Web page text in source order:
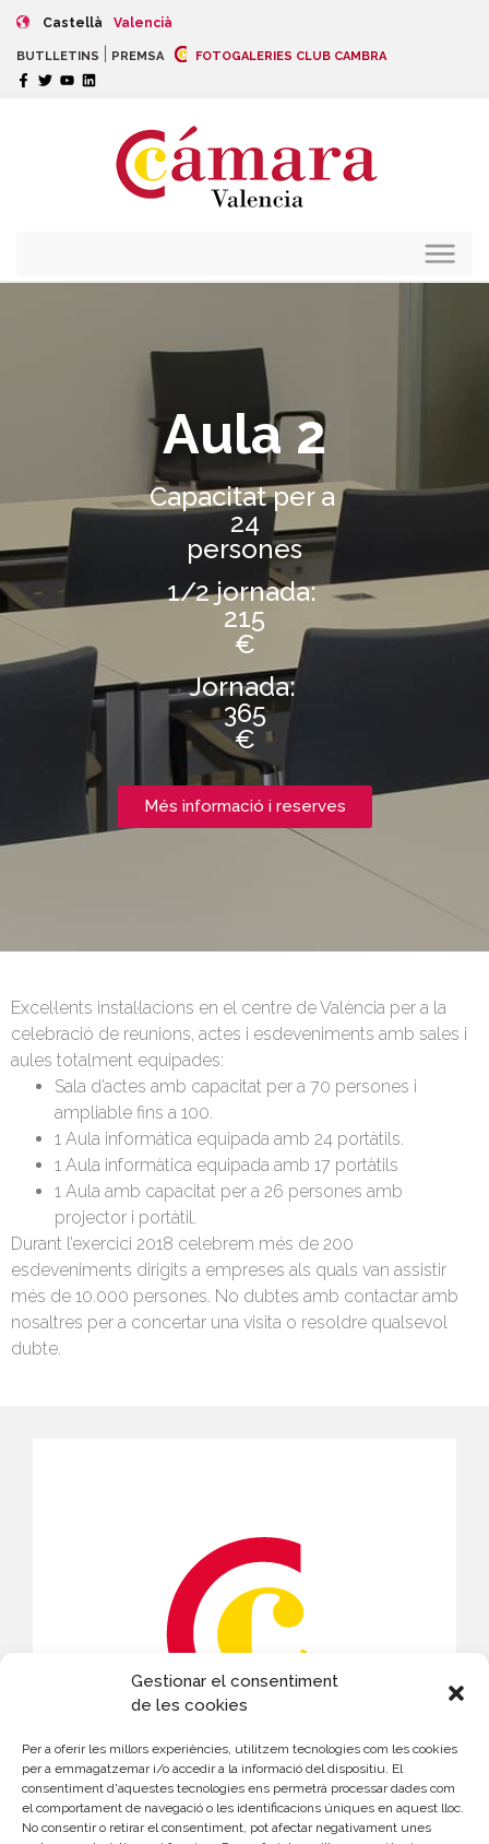
Gestionar el consentiment
de les cookies
Per a oferir les millors experiències, utilitzem tecnologies com les cookies
per a emmagatzemar i/o accedir a la informació del dispositiu. El
consentiment d'aquestes tecnologies ens permetrà processar dades com
el comportament de navegació o les identificacions úniques en aquest lloc.
No consentir o retirar el consentiment, pot afectar negativament unes
Castellà Valencià
BUTLLETINS PREMSA FOTOGALERIES CLUB CAMBRA
Aula 2
Capacitat per a
24
persones
1/2 jornada:
215
€
Jornada:
365
€
Més informació i reserves
Excel·lents instal·lacions en el centre de València per a la
celebració de reunions, actes i esdeveniments amb sales i
aules totalment equipades:
Sala d’actes amb capacitat per a 70 persones i
ampliable fins a 100.
1 Aula informàtica equipada amb 24 portàtils.
1 Aula informàtica equipada amb 17 portàtils
1 Aula amb capacitat per a 26 persones amb
projector i portàtil.
Durant l’exercici 2018 celebrem més de 200
esdeveniments dirigits a empreses als quals van assistir
més de 10.000 persones. No dubtes amb contactar amb
nosaltres per a concertar una visita o resoldre qualsevol
dubte.
CONTACTE